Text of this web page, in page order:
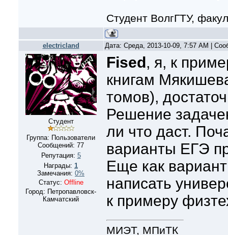
Студент ВолгГТУ,
electricland Дата: Среда, 2013-10-09, 7:57 AM |
Студент
Группа: Пользователи
Сообщений: 77
Репутация: 5
Награды: 1
Замечания: 0%
Статус: Offline
Город: Петропавловск-
Камчатский
Fised , я, к
книгам
томов),
Решение
ли что даст.
варианты ЕГЭ
Еще как
написать
к примеру
МИЭТ, МПиТК